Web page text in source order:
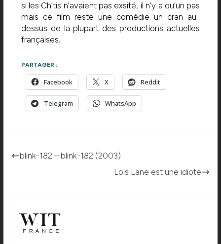
si les Ch’tis n’avaient pas exsité, il n’y a qu’un pas
mais ce film reste une comédie un cran au-
dessus de la plupart des productions actuelles
françaises.
PARTAGER :
Facebook X Reddit
Telegram WhatsApp
blink-182 – blink-182 (2003)
Lois Lane est une idiote